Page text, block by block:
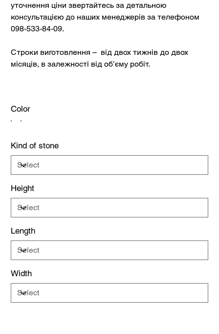
уточнення ціни звертайтесь за детальною
консультацією до наших менеджерів за телефоном
098-533-84-09.
Строки виготовлення – від двох тижнів до двох
місяців, в залежності від об’єму робіт.
Color
Kind of stone
Height
Length
Width